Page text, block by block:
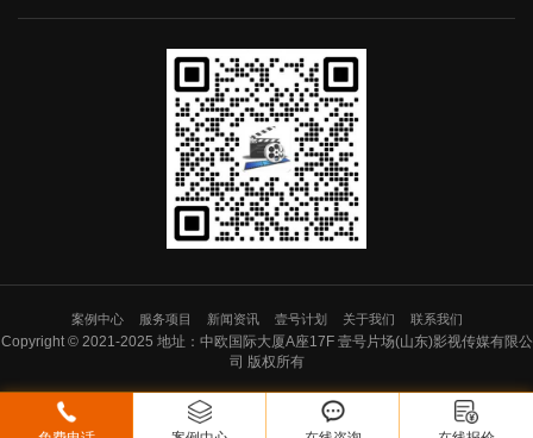
案例中心 服务项目 新闻资讯 壹号计划 关于我们 联系我们
Copyright © 2021-2025 地址：中欧国际大厦A座17F 壹号片场(山东)影视传媒有限公
司 版权所有